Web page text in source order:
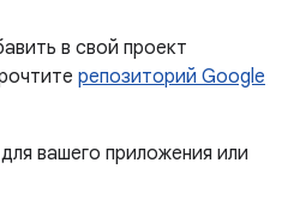
в свой проект
репозиторий Google
вашего приложения или